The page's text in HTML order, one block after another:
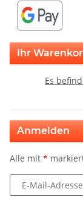
Ihr
Es
Anmelden
Alle mit *
E-Mail-Adresse